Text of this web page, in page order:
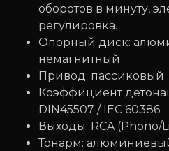
оборотов в минуту,
регулировка.
Опорный диск:
немагнитный
Привод: пассиковый
Коэффициент
DIN45507 / IEC 60386
Выходы: RCA (Phono/
Тонарм: